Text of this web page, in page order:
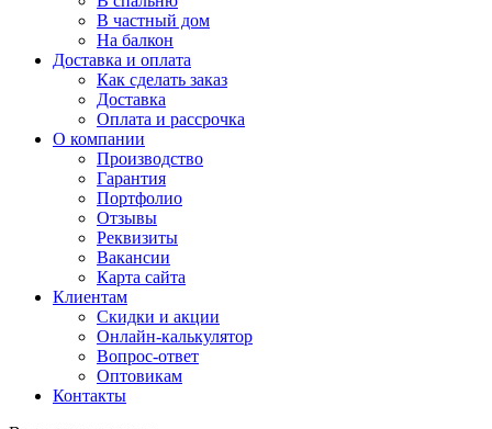
В частный дом
На балкон
Доставка и оплата
Как сделать заказ
Доставка
Оплата и рассрочка
О компании
Производство
Гарантия
Портфолио
Отзывы
Реквизиты
Вакансии
Карта сайта
Клиентам
Скидки и акции
Онлайн-калькулятор
Вопрос-ответ
Оптовикам
Контакты